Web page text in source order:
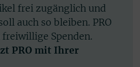
frei zugänglich und
auch so bleiben. PRO
Spenden.
PRO mit Ihrer